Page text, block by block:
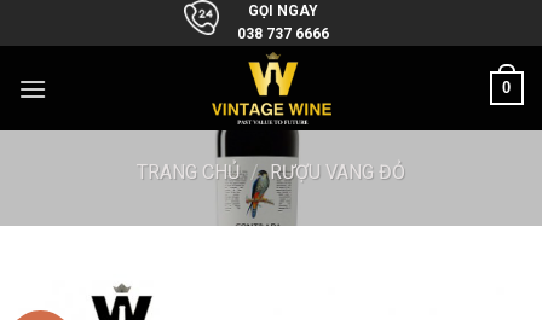
to
GỌI NGAY
038 737 6666
0
TRANG CHỦ / RƯỢU VANG ĐỎ